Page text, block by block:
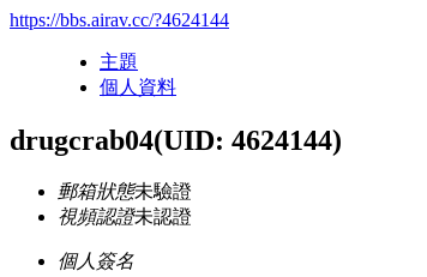
https://bbs.airav.cc/?4624144
主題
個人資料
drugcrab04(UID: 4624144)
郵箱狀態未驗證
視頻認證未認證
個人簽名